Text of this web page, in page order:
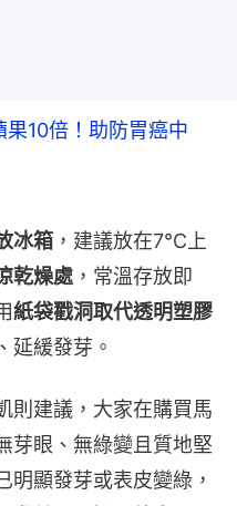
10倍！助防胃癌中
冰箱 ，建議放在7℃上
乾燥處 ，常溫存放即
紙袋戳洞取代透明塑膠
延緩發芽。
則建議，大家在購買馬
芽眼、無綠變且質地堅
明顯發芽或表皮變綠，